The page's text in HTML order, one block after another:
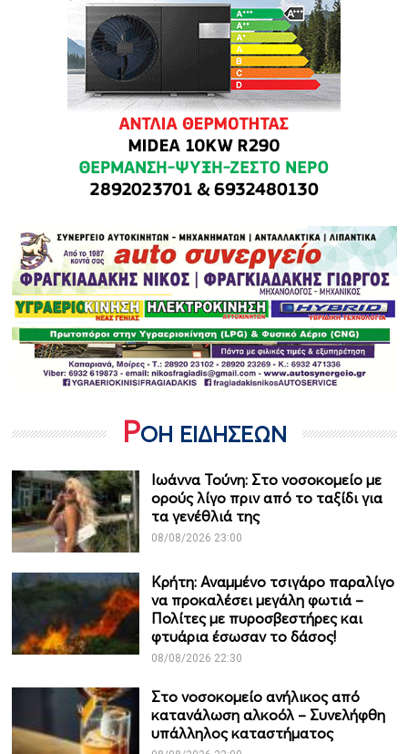
ΡΟΗ ΕΙΔΗΣΕΩΝ
Ιωάννα Τούνη: Στο νοσοκομείο με
ορούς λίγο πριν από το ταξίδι για
τα γενέθλιά της
08/08/2026 23:00
Κρήτη: Αναμμένο τσιγάρο παραλίγο
να προκαλέσει μεγάλη φωτιά –
Πολίτες με πυροσβεστήρες και
φτυάρια έσωσαν το δάσος!
08/08/2026 22:30
Στο νοσοκομείο ανήλικος από
κατανάλωση αλκοόλ – Συνελήφθη
υπάλληλος καταστήματος